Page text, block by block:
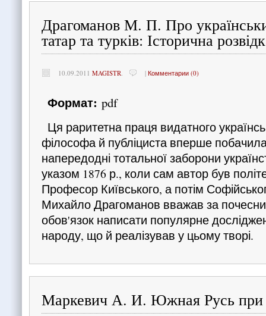
Драгоманов М. П. Про
татар та турків: Історична
10.09.2011 MAGISTR. | Комментарии (0)
Формат: pdf
Ця раритетна праця видатного
філософа й публіциста вперше побачила
напередодні тотальної заборони
указом 1876 р., коли сам автор був
Професор Київського, а потім
Михайло Драгоманов вважав за
обов'язок написати популярне
народу, що й реалізував у цьому творі.
Маркевич А. И. Южная Русь при